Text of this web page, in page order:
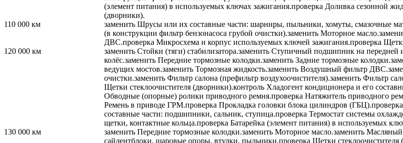
(элемент питания) в используемых ключах зажигания.проверка Доливка сезонной
(дворники).
110 000 км заменить Шрусы или их составные части: шарниры, пыльники, хомуты, смазочные
(в конструкции фильтр бензонасоса грубой очистки).заменить Моторное масло.
ДВС.проверка Микросхема и корпус используемых ключей зажигания.проверка
120 000 км заменить Стойки (тяги) стабилизатора.заменить Ступичный подшипник на передней и
колёс.заменить Передние тормозные колодки.заменить Задние тормозные колодки.
ведущих мостов.заменить Тормозная жидкость.заменить Воздушный фильтр ДВС.
очистки.заменить Фильтр салона (префильтр воздухоочистителя).заменить Фильтр
Щетки стеклоочистителя (дворники).контроль Хладогент кондиционера и его
Обводные (опорные) ролики приводного ремня.проверка Натяжитель приводного
Ремень в приводе ГРМ.проверка Прокладка головки блока цилиндров (ГБЦ).проверка
составные части: подшипники, сальник, ступица.проверка Термостат системы
щетки, контактные кольца.проверка Батарейка (элемент питания) в используемых
130 000 км заменить Передние тормозные колодки.заменить Моторное масло.заменить
сайлентблоки, шаровые опоры, втулки, пыльники.проверка Щетки стеклоочистителя